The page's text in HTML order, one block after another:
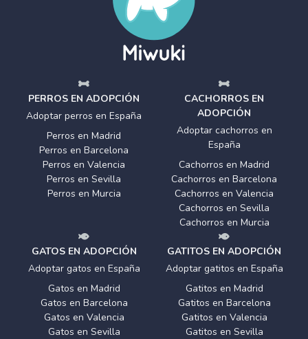
PERROS EN ADOPCIÓN
Adoptar perros en España
Perros en Madrid
Perros en Barcelona
Perros en Valencia
Perros en Sevilla
Perros en Murcia
CACHORROS EN
ADOPCIÓN
Adoptar cachorros en
España
Cachorros en Madrid
Cachorros en Barcelona
Cachorros en Valencia
Cachorros en Sevilla
Cachorros en Murcia
GATOS EN ADOPCIÓN
Adoptar gatos en España
Gatos en Madrid
Gatos en Barcelona
Gatos en Valencia
Gatos en Sevilla
GATITOS EN ADOPCIÓN
Adoptar gatitos en España
Gatitos en Madrid
Gatitos en Barcelona
Gatitos en Valencia
Gatitos en Sevilla